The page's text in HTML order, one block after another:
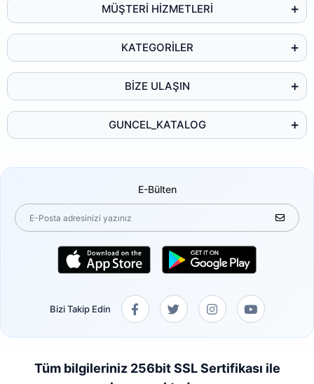
MÜŞTERİ HİZMETLERİ
KATEGORİLER
BİZE ULAŞIN
GUNCEL_KATALOG
E-Bülten
Bizi Takip Edin
Tüm bilgileriniz 256bit SSL Sertifikası ile